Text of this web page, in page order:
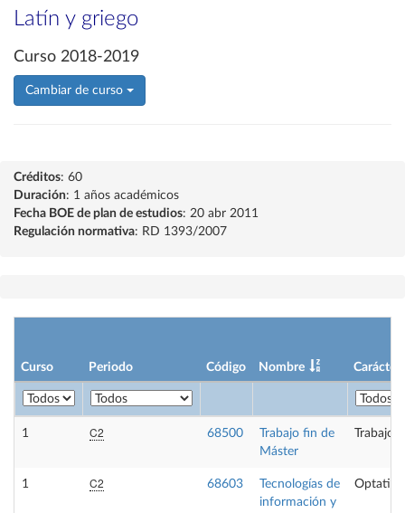
Latín y griego
Curso 2018-2019
Cambiar de curso
Créditos: 60
Duración: 1 años académicos
Fecha BOE de plan de estudios: 20 abr 2011
Regulación normativa: RD 1393/2007
Curso Periodo Código Nombre Carácter
1 C2 68500
Trabajo fin de
Máster
Trabajo
1 C2 68603
Tecnologías de
información y
Optativa